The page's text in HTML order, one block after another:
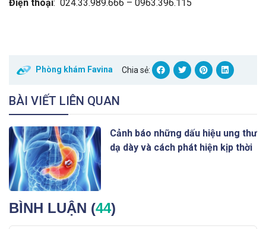
Điện thoại: 024.33.989.666 – 0963.396.115
Phòng khám Favina Chia sẻ:
BÀI VIẾT LIÊN QUAN
Cảnh báo những dấu hiệu ung thư
dạ dày và cách phát hiện kịp thời
BÌNH LUẬN (44)